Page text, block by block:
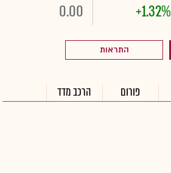
+1.32%
0.00
התראות
פורום הרכב מדד